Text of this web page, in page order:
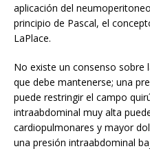
aplicación del
principio de Pascal, el
LaPlace.
No existe un consenso
que debe mantenerse; una
puede restringir el campo
intraabdominal muy alta
cardiopulmonares y mayor
una presión intraabdominal